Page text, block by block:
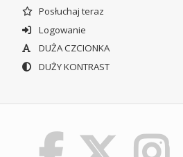
Posłuchaj teraz
Logowanie
DUŻA CZCIONKA
DUŻY KONTRAST